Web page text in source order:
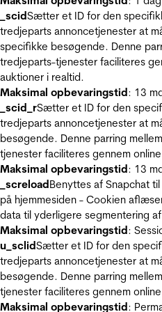
_scidSætter et ID for den
tredjeparts annoncetjenester at
specifikke besøgende. Denne
tredjeparts-tjenester faciliteres
auktioner i realtid.
Maksimal opbevaringstid: 13
_scid_rSætter et ID for den
tredjeparts annoncetjenester at
besøgende. Denne parring
tjenester faciliteres gennem
Maksimal opbevaringstid: 13
_screloadBenyttes af Snapchat
på hjemmesiden - Cookien
data til yderligere segmentering
Maksimal opbevaringstid:
u_sclidSætter et ID for den
tredjeparts annoncetjenester at
besøgende. Denne parring
tjenester faciliteres gennem
Maksimal opbevaringstid: